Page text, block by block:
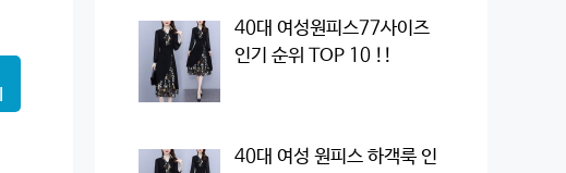
40대 여성원피스77사이즈
인기 순위 TOP 10 !!
40대 여성 원피스 하객룩 인